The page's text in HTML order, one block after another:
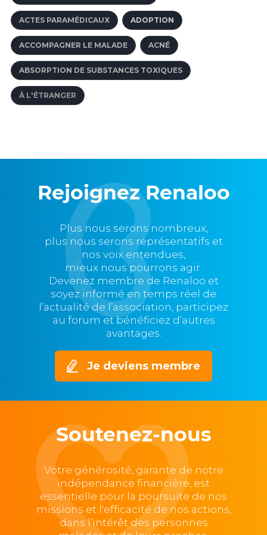
ACTES PARAMÉDICAUX ADOPTION
ACCOMPAGNER LE MALADE ACNÉ
ABSORPTION DE SUBSTANCES TOXIQUES
À L'ÉTRANGER
Rejoignez Renaloo
Plus nous serons nombreux,
plus nous serons représentatifs et
nos voix entendues,
mieux nous pourrons agir.
Devenez membre de Renaloo et
soyez informé en temps réel de
l’actualité de l’association, participez
au forum et bénéficiez d’autres
avantages.
Je deviens membre
Soutenez-nous
Votre générosité, garante de notre
indépendance financière, est
essentielle pour la poursuite de nos
missions et l'efficacité de nos actions,
dans l’intérêt des personnes